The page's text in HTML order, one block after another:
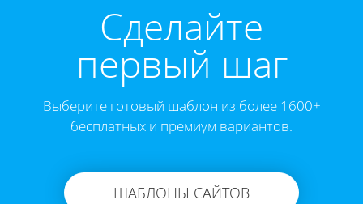
Cделайте
первый шаг
Выберите готовый шаблон из более 1600+
бесплатных и премиум вариантов.
ШАБЛОНЫ САЙТОВ